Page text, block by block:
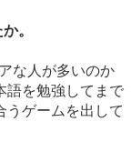
。
な人が多いのか
語を勉強してまで
うゲームを出して